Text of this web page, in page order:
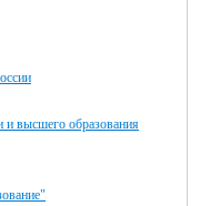
и высшего образования